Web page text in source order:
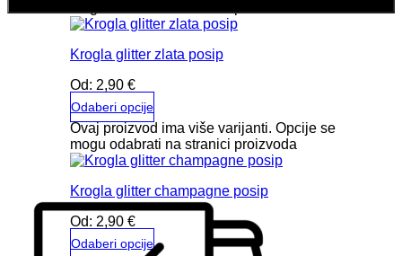
Krogla glitter zlata posip
Od: 2,90 €
Odaberi opcije
Ovaj proizvod ima više varijanti. Opcije se
mogu odabrati na stranici proizvoda
Krogla glitter champagne posip
Od: 2,90 €
Odaberi opcije